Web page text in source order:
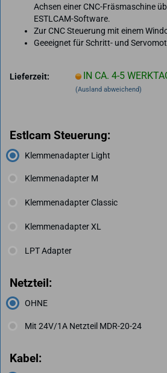
Achsen einer CNC-Fräsmaschine
ESTLCAM-Software.
Zur CNC Steuerung mit einem
Geeeignet für Schritt- und
Lieferzeit: IN CA. 4-5
(Ausland abweichend)
Estlcam Steuerung:
Klemmenadapter Light
Klemmenadapter M
Klemmenadapter Classic
Klemmenadapter XL
LPT Adapter
Netzteil:
OHNE
Mit 24V/1A Netzteil MDR-20-24
Kabel: